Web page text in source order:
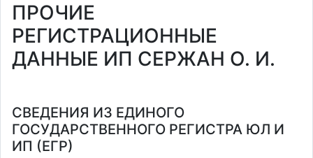
ПРОЧИЕ
РЕГИСТРАЦИОННЫЕ
ДАННЫЕ ИП СЕРЖАН О. И.
СВЕДЕНИЯ ИЗ ЕДИНОГО
ГОСУДАРСТВЕННОГО РЕГИСТРА ЮЛ И
ИП (ЕГР)